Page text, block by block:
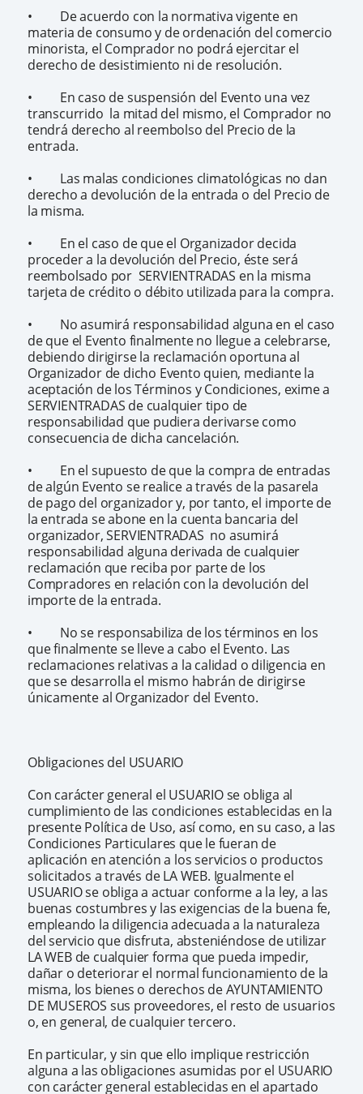
• De acuerdo con la normativa vigente en
materia de consumo y de ordenación del comercio
minorista, el Comprador no podrá ejercitar el
derecho de desistimiento ni de resolución.
• En caso de suspensión del Evento una vez
transcurrido la mitad del mismo, el Comprador no
tendrá derecho al reembolso del Precio de la
entrada.
• Las malas condiciones climatológicas no dan
derecho a devolución de la entrada o del Precio de
la misma.
• En el caso de que el Organizador decida
proceder a la devolución del Precio, éste será
reembolsado por SERVIENTRADAS en la misma
tarjeta de crédito o débito utilizada para la compra.
• No asumirá responsabilidad alguna en el caso
de que el Evento finalmente no llegue a celebrarse,
debiendo dirigirse la reclamación oportuna al
Organizador de dicho Evento quien, mediante la
aceptación de los Términos y Condiciones, exime a
SERVIENTRADAS de cualquier tipo de
responsabilidad que pudiera derivarse como
consecuencia de dicha cancelación.
• En el supuesto de que la compra de entradas
de algún Evento se realice a través de la pasarela
de pago del organizador y, por tanto, el importe de
la entrada se abone en la cuenta bancaria del
organizador, SERVIENTRADAS no asumirá
responsabilidad alguna derivada de cualquier
reclamación que reciba por parte de los
Compradores en relación con la devolución del
importe de la entrada.
• No se responsabiliza de los términos en los
que finalmente se lleve a cabo el Evento. Las
reclamaciones relativas a la calidad o diligencia en
que se desarrolla el mismo habrán de dirigirse
únicamente al Organizador del Evento.
Obligaciones del USUARIO
Con carácter general el USUARIO se obliga al
cumplimiento de las condiciones establecidas en la
presente Política de Uso, así como, en su caso, a las
Condiciones Particulares que le fueran de
aplicación en atención a los servicios o productos
solicitados a través de LA WEB. Igualmente el
USUARIO se obliga a actuar conforme a la ley, a las
buenas costumbres y las exigencias de la buena fe,
empleando la diligencia adecuada a la naturaleza
del servicio que disfruta, absteniéndose de utilizar
LA WEB de cualquier forma que pueda impedir,
dañar o deteriorar el normal funcionamiento de la
misma, los bienes o derechos de AYUNTAMIENTO
DE MUSEROS sus proveedores, el resto de usuarios
o, en general, de cualquier tercero.
En particular, y sin que ello implique restricción
alguna a las obligaciones asumidas por el USUARIO
con carácter general establecidas en el apartado